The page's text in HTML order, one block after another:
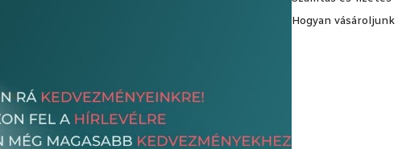
Hogyan vásároljunk